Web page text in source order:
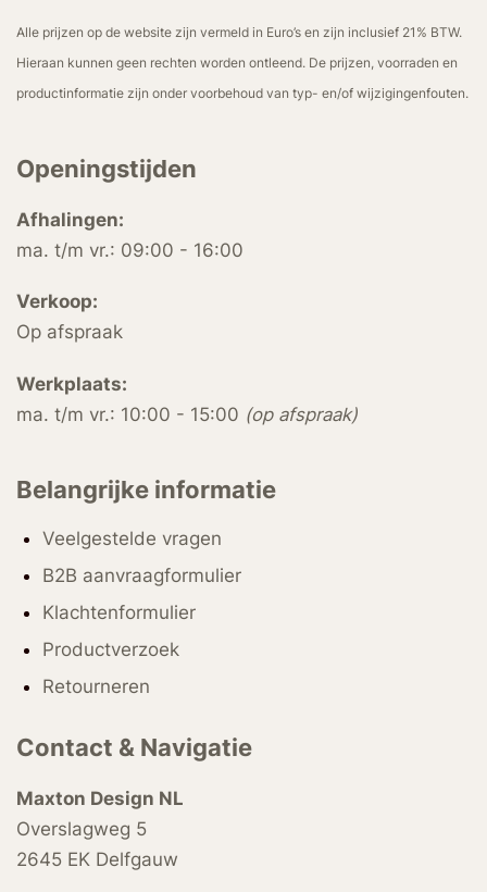
Alle prijzen op de website zijn vermeld in Euro’s en zijn inclusief 21% BTW.
Hieraan kunnen geen rechten worden ontleend. De prijzen, voorraden en
productinformatie zijn onder voorbehoud van typ- en/of wijzigingenfouten.
Openingstijden
Afhalingen:
ma. t/m vr.: 09:00 - 16:00
Verkoop:
Op afspraak
Werkplaats:
ma. t/m vr.: 10:00 - 15:00 (op afspraak)
Belangrijke informatie
Veelgestelde vragen
B2B aanvraagformulier
Klachtenformulier
Productverzoek
Retourneren
Contact & Navigatie
Maxton Design NL
Overslagweg 5
2645 EK Delfgauw